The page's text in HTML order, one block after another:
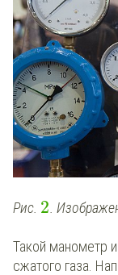
Рис. 2 .
Такой манометр
сжатого газа.